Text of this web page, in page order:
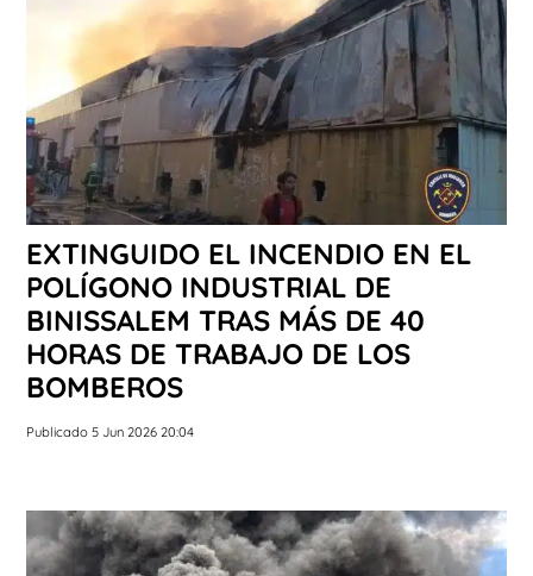
EXTINGUIDO EL INCENDIO EN EL
POLÍGONO INDUSTRIAL DE
BINISSALEM TRAS MÁS DE 40
HORAS DE TRABAJO DE LOS
BOMBEROS
Publicado 5 Jun 2026 20:04